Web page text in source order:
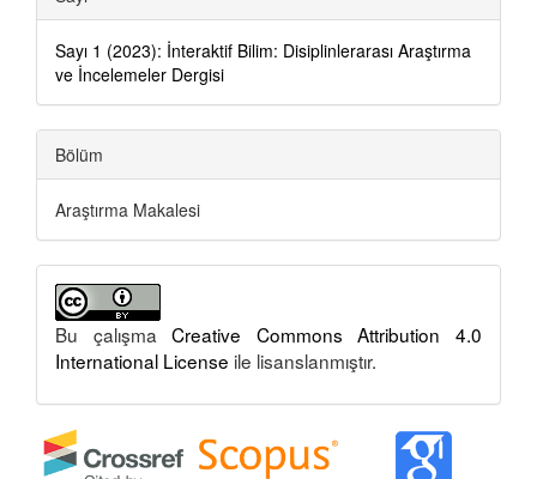
Sayı 1 (2023): İnteraktif Bilim: Disiplinlerarası Araştırma
ve İncelemeler Dergisi
Bölüm
Araştırma Makalesi
Bu çalışmaCreative Commons Attribution 4.0
International License ile lisanslanmıştır.